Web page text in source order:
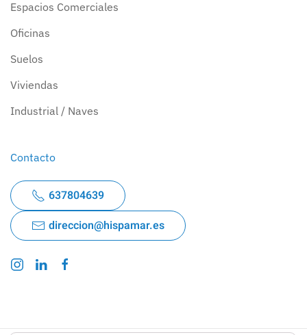
Espacios Comerciales
Oficinas
Suelos
Viviendas
Industrial / Naves
Contacto
637804639
direccion@hispamar.es